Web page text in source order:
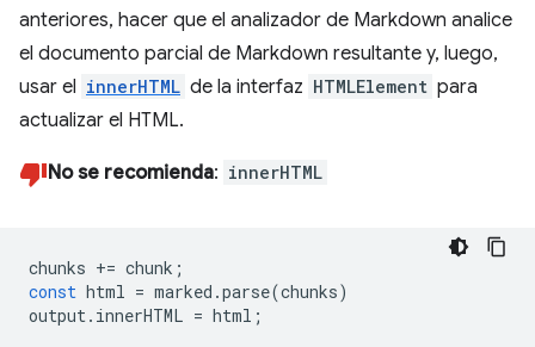
anteriores, hacer que el analizador de Markdown analice
el documento parcial de Markdown resultante y, luego,
usar el innerHTML de la interfaz HTMLElement para
actualizar el HTML.
No se recomienda: innerHTML
chunks += chunk ;
const html = marked .parse(chunks)
output. innerHTML = html ;